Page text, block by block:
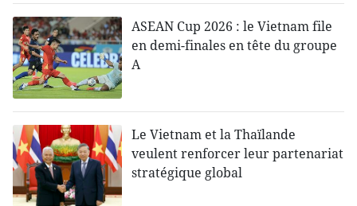
ASEAN Cup 2026 : le Vietnam file
en demi-finales en tête du groupe
A
Le Vietnam et la Thaïlande
veulent renforcer leur partenariat
stratégique global